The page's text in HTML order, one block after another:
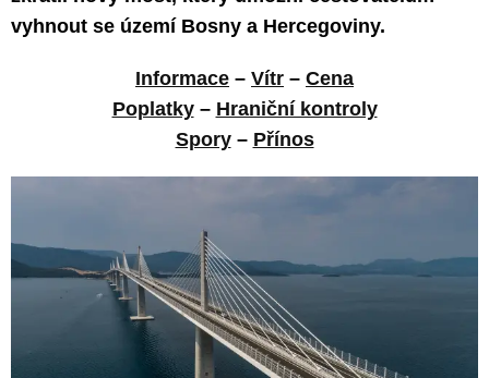
vyhnout se území Bosny a Hercegoviny.
Informace – Vítr – Cena
Poplatky– Hraniční kontroly
Spory– Přínos